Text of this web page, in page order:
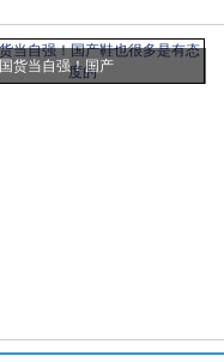
国货当自强！国产